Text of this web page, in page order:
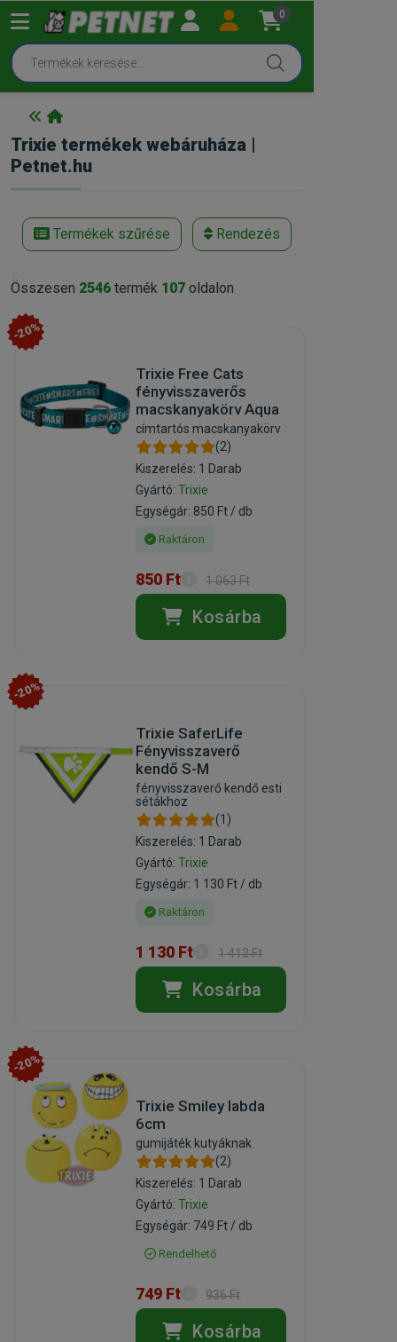
0
Trixie termékek webáruháza |
Petnet.hu
Termékek szűrése Rendezés
Összesen 2546 termék 107 oldalon
-20%
Trixie Free Cats
fényvisszaverős
macskanyakörv Aqua
címtartós macskanyakörv
(2)
Kiszerelés: 1 Darab
Gyártó:Trixie
Egységár: 850 Ft / db
Raktáron
850 Ft 1 063 Ft
Kosárba
-20%
Trixie SaferLife
Fényvisszaverő
kendő S-M
fényvisszaverő kendő esti
sétákhoz
(1)
Kiszerelés: 1 Darab
Gyártó:Trixie
Egységár: 1 130 Ft / db
Raktáron
1 130 Ft 1 413 Ft
Kosárba
-20%
Trixie Smiley labda
6cm
gumijáték kutyáknak
(2)
Kiszerelés: 1 Darab
Gyártó:Trixie
Egységár: 749 Ft / db
Rendelhető
749 Ft 936 Ft
Kosárba